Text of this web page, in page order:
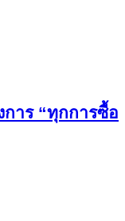
าร “ทุกการซื้อ